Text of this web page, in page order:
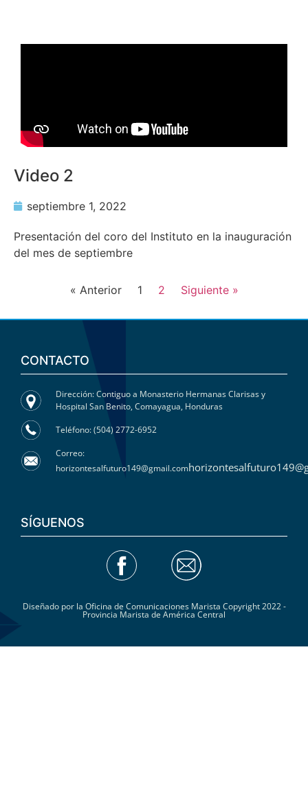
Video 2
septiembre 1, 2022
Presentación del coro del Instituto en la inauguración
del mes de septiembre
« Anterior 1 2 Siguiente »
CONTACTO
Dirección: Contiguo a Monasterio Hermanas Clarisas y
Hospital San Benito, Comayagua, Honduras
Teléfono: (504) 2772-6952
Correo:
horizontesalfuturo149@gmail.com
SÍGUENOS
Diseñado por la Oficina de Comunicaciones Marista Copyright 2022 -
Provincia Marista de América Central